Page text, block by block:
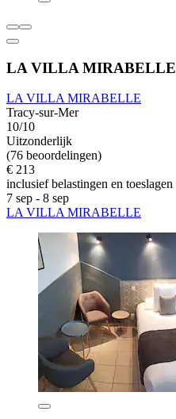
LA VILLA MIRABELLE
LA VILLA MIRABELLE
Tracy-sur-Mer
10/10
Uitzonderlijk
(76 beoordelingen)
€ 213
inclusief belastingen en toeslagen
7 sep - 8 sep
LA VILLA MIRABELLE